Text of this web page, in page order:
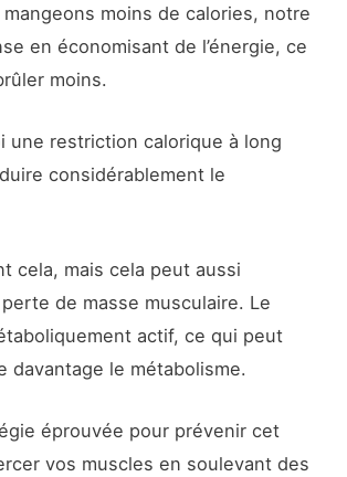
moins de calories, notre
en économisant de l’énergie, ce
moins.
une restriction calorique à long
considérablement le
cela, mais cela peut aussi
de masse musculaire. Le
actif, ce qui peut
davantage le métabolisme.
éprouvée pour prévenir cet
vos muscles en soulevant des